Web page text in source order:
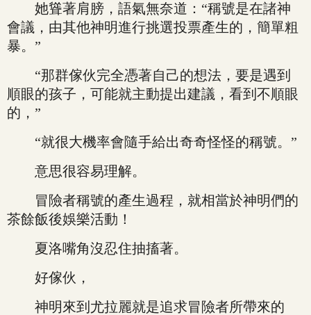
她聳著肩膀，語氣無奈道：“稱號是在諸神
會議，由其他神明進行挑選投票產生的，簡單粗
暴。”
“那群傢伙完全憑著自己的想法，要是遇到
順眼的孩子，可能就主動提出建議，看到不順眼
的，”
“就很大機率會隨手給出奇奇怪怪的稱號。”
意思很容易理解。
冒險者稱號的產生過程，就相當於神明們的
茶餘飯後娛樂活動！
夏洛嘴角沒忍住抽搐著。
好傢伙，
神明來到尤拉麗就是追求冒險者所帶來的